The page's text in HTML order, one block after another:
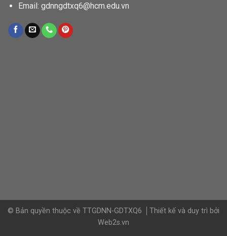
Email: gdnngdtxq6@hcm.edu.vn
© Bản quyền thuộc về TTGDNN-GDTXQ6
Thiết kế và duy trì bởi
Web2s.vn